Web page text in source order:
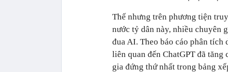
Thế nhưng trên phương tiện
nước tỷ dân này, nhiều chuyên
đua AI. Theo báo cáo phân tích
liên quan đến ChatGPT đã
gia đứng thứ nhất trong bảng